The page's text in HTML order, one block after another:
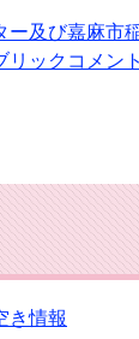
ー及び嘉麻市
リックコメン
き情報